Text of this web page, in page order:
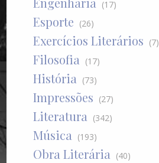
(17)
Esporte (26)
Exercícios Literários (7)
Filosofia (17)
História (73)
Impressões (27)
Literatura (342)
Música (193)
Obra Literária (40)